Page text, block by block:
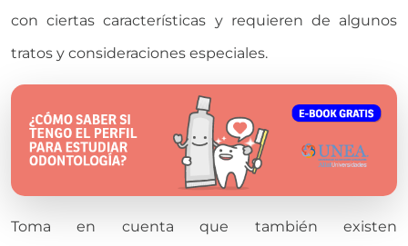
con ciertas características y requieren de algunos
tratos y consideraciones especiales.
Toma en cuenta que también existen